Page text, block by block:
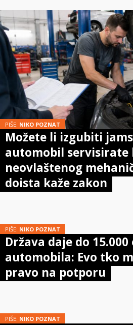
PIŠE: NIKO POZNAT
Možete li izgubiti
automobil servisirate
neovlaštenog
doista kaže zakon
PIŠE: NIKO POZNAT
Država daje do
automobila: Evo tko
pravo na potporu
PIŠE: NIKO POZNAT